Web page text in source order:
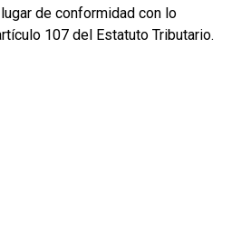
de conformidad con lo
107 del Estatuto Tributario.